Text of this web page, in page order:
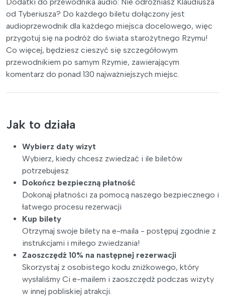
od Tyberiusza? Do każdego biletu dołączony jest
audioprzewodnik dla każdego miejsca docelowego, więc
przygotuj się na podróż do świata starożytnego Rzymu!
Co więcej, będziesz cieszyć się szczegółowym
przewodnikiem po samym Rzymie, zawierającym
komentarz do ponad 130 najważniejszych miejsc.
Jak to działa
Wybierz daty wizyt
Wybierz, kiedy chcesz zwiedzać i ile biletów
potrzebujesz
Dokończ bezpieczną płatność
Dokonaj płatności za pomocą naszego bezpiecznego i
łatwego procesu rezerwacji
Kup bilety
Otrzymaj swoje bilety na e-maila - postępuj zgodnie z
instrukcjami i miłego zwiedzania!
Zaoszczędź 10% na następnej rezerwacji
Skorzystaj z osobistego kodu zniżkowego, który
wysłaliśmy Ci e-mailem i zaoszczędź podczas wizyty
w innej pobliskiej atrakcji.